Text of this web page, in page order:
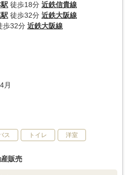
徒歩18分 近鉄信貴線
徒歩32分 近鉄大阪線
歩32分 近鉄大阪線
月
ス トイレ 洋室
販売